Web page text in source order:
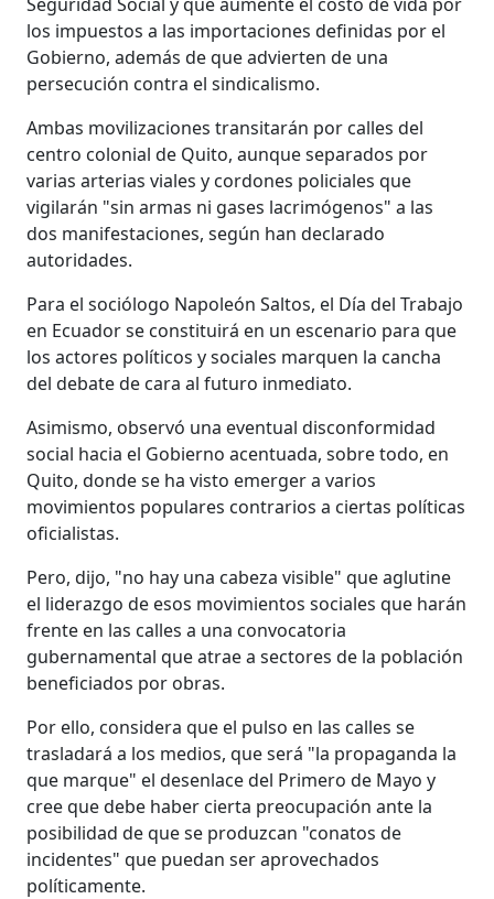
los impuestos a las importaciones definidas por el
Gobierno, además de que advierten de una
persecución contra el sindicalismo.
Ambas movilizaciones transitarán por calles del
centro colonial de Quito, aunque separados por
varias arterias viales y cordones policiales que
vigilarán "sin armas ni gases lacrimógenos" a las
dos manifestaciones, según han declarado
autoridades.
Para el sociólogo Napoleón Saltos, el Día del Trabajo
en Ecuador se constituirá en un escenario para que
los actores políticos y sociales marquen la cancha
del debate de cara al futuro inmediato.
Asimismo, observó una eventual disconformidad
social hacia el Gobierno acentuada, sobre todo, en
Quito, donde se ha visto emerger a varios
movimientos populares contrarios a ciertas políticas
oficialistas.
Pero, dijo, "no hay una cabeza visible" que aglutine
el liderazgo de esos movimientos sociales que harán
frente en las calles a una convocatoria
gubernamental que atrae a sectores de la población
beneficiados por obras.
Por ello, considera que el pulso en las calles se
trasladará a los medios, que será "la propaganda la
que marque" el desenlace del Primero de Mayo y
cree que debe haber cierta preocupación ante la
posibilidad de que se produzcan "conatos de
incidentes" que puedan ser aprovechados
políticamente.